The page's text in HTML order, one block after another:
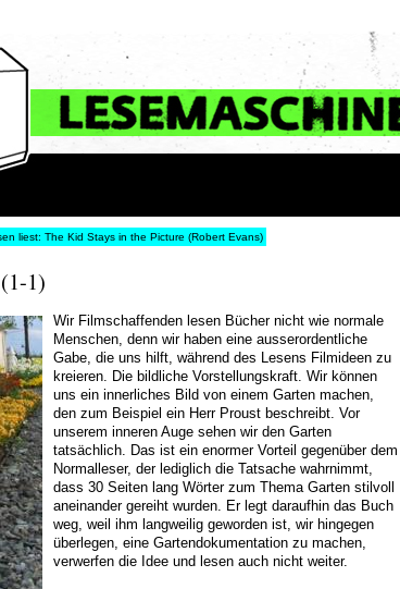
liest: The Kid Stays in the Picture (Robert Evans)
1)
Wir Filmschaffenden lesen Bücher nicht wie normale
Menschen, denn wir haben eine ausserordentliche
Gabe, die uns hilft, während des Lesens Filmideen zu
kreieren. Die bildliche Vorstellungskraft. Wir können
uns ein innerliches Bild von einem Garten machen,
den zum Beispiel ein Herr Proust beschreibt. Vor
unserem inneren Auge sehen wir den Garten
tatsächlich. Das ist ein enormer Vorteil gegenüber dem
Normalleser, der lediglich die Tatsache wahrnimmt,
dass 30 Seiten lang Wörter zum Thema Garten stilvoll
aneinander gereiht wurden. Er legt daraufhin das Buch
weg, weil ihm langweilig geworden ist, wir hingegen
überlegen, eine Gartendokumentation zu machen,
verwerfen die Idee und lesen auch nicht weiter.